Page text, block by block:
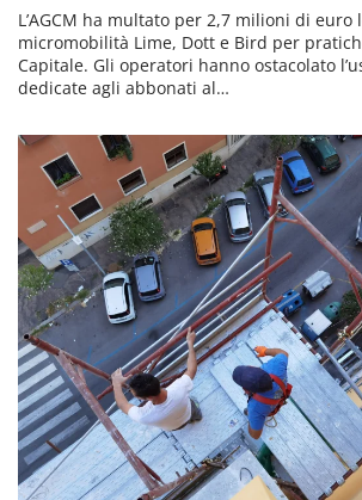
L’AGCM ha multato per 2,7 milioni di euro
micromobilità Lime, Dott e Bird per
Capitale. Gli operatori hanno ostacolato
dedicate agli abbonati al…